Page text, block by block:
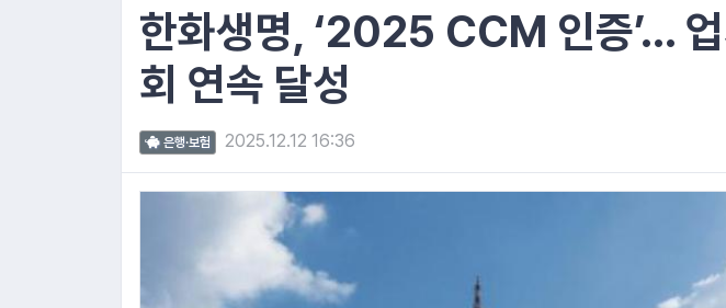
한화생명, ‘2025 CCM 인증’…
회 연속 달성
은행·보험 2025.12.12 16:36
5. LG생활건강